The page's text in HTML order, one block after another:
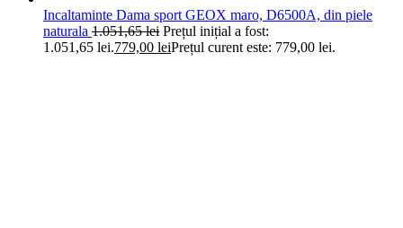
Incaltaminte Dama sport GEOX maro, D6500A, din piele
naturala 1.051,65lei Prețul inițial a fost:
1.051,65 lei.779,00 leiPrețul curent este: 779,00 lei.